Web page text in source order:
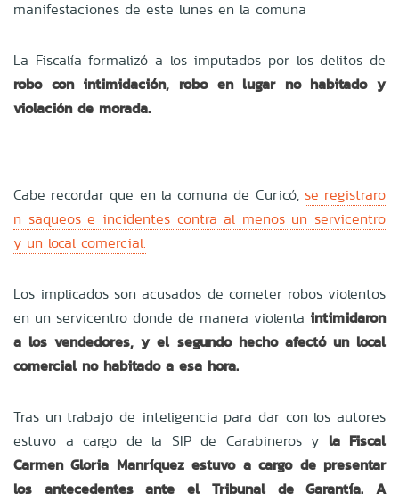
manifestaciones de este lunes en la comuna
La Fiscalía formalizó a los imputados por los delitos de
robo con intimidación, robo en lugar no habitado y
violación de morada.
Cabe recordar que en la comuna de Curicó, se registraro
n saqueos e incidentes contra al menos un servicentro
y un local comercial.
Los implicados son acusados de cometer robos violentos
en un servicentro donde de manera violenta intimidaron
a los vendedores, y el segundo hecho afectó un local
comercial no habitado a esa hora.
Tras un trabajo de inteligencia para dar con los autores
estuvo a cargo de la SIP de Carabineros y la Fiscal
Carmen Gloria Manríquez estuvo a cargo de presentar
los antecedentes ante el Tribunal de Garantía. A